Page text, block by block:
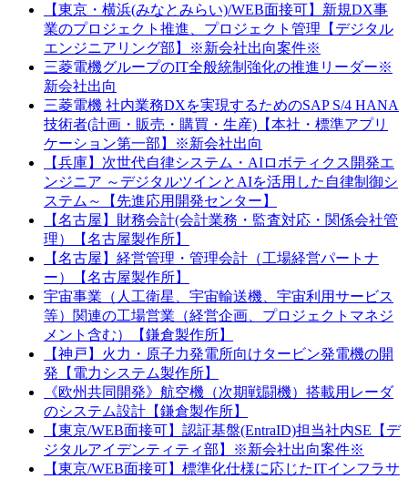
【東京・横浜(みなとみらい)/WEB面接可】新規DX事
業のプロジェクト推進、プロジェクト管理【デジタル
エンジニアリング部】※新会社出向案件※
三菱電機グループのIT全般統制強化の推進リーダー※
新会社出向
三菱電機 社内業務DXを実現するためのSAP S/4 HANA
技術者(計画・販売・購買・生産)【本社・標準アプリ
ケーション第一部】※新会社出向
【兵庫】次世代自律システム・AIロボティクス開発エ
ンジニア ～デジタルツインとAIを活用した自律制御シ
ステム～【先進応用開発センター】
【名古屋】財務会計(会計業務・監査対応・関係会社管
理）【名古屋製作所】
【名古屋】経営管理・管理会計（工場経営パートナ
ー）【名古屋製作所】
宇宙事業（人工衛星、宇宙輸送機、宇宙利用サービス
等）関連の工場営業（経営企画、プロジェクトマネジ
メント含む）【鎌倉製作所】
【神戸】火力・原子力発電所向けタービン発電機の開
発【電力システム製作所】
《欧州共同開発》航空機（次期戦闘機）搭載用レーダ
のシステム設計【鎌倉製作所】
【東京/WEB面接可】認証基盤(EntraID)担当社内SE【デ
ジタルアイデンティティ部】※新会社出向案件※
【東京/WEB面接可】標準化仕様に応じたITインフラサ